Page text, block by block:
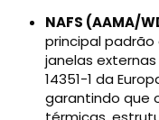
NAFS (AAMA/
principal
janelas externas
14351-1 da
garantindo que